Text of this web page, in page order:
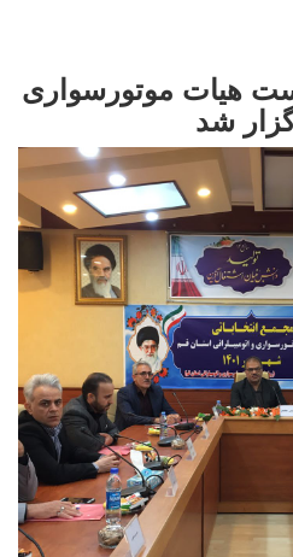
هیات موتورسواری
شد